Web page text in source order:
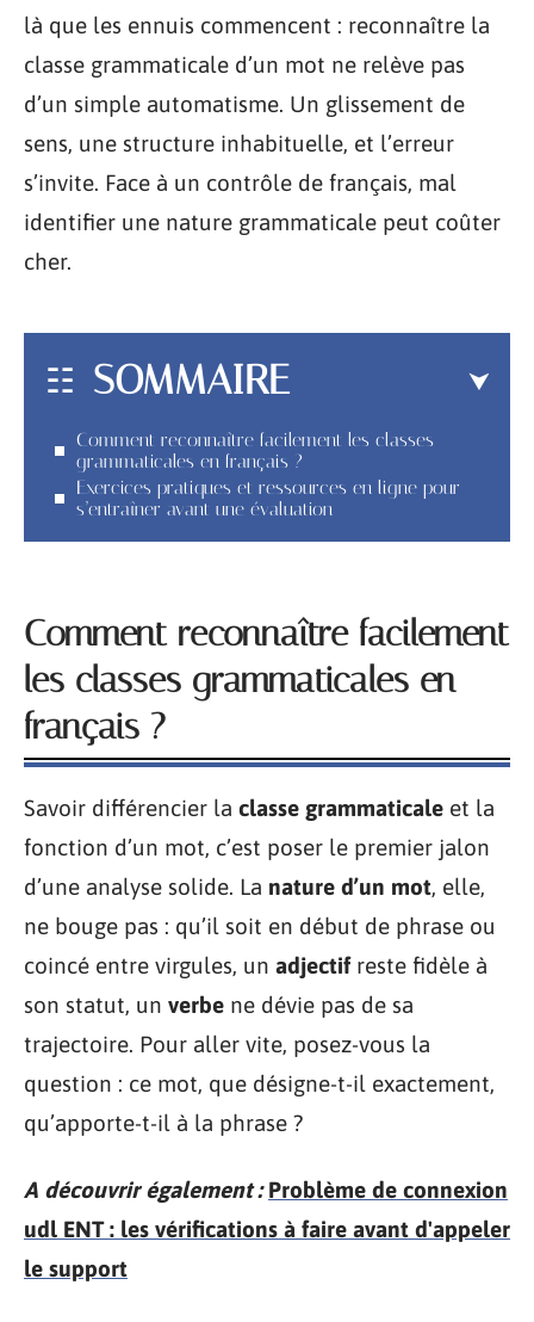
là que les ennuis commencent : reconnaître la
classe grammaticale d’un mot ne relève pas
d’un simple automatisme. Un glissement de
sens, une structure inhabituelle, et l’erreur
s’invite. Face à un contrôle de français, mal
identifier une nature grammaticale peut coûter
cher.
SOMMAIRE
Comment reconnaître facilement les classes
grammaticales en français ?
Exercices pratiques et ressources en ligne pour
s’entraîner avant une évaluation
Comment reconnaître facilement
les classes grammaticales en
français ?
Savoir différencier la classe grammaticale et la
fonction d’un mot, c’est poser le premier jalon
d’une analyse solide. La nature d’un mot, elle,
ne bouge pas : qu’il soit en début de phrase ou
coincé entre virgules, un adjectifreste fidèle à
son statut, un verbe ne dévie pas de sa
trajectoire. Pour aller vite, posez-vous la
question : ce mot, que désigne-t-il exactement,
qu’apporte-t-il à la phrase ?
A découvrir également : Problème de connexion
udl ENT : les vérifications à faire avant d'appeler
le support